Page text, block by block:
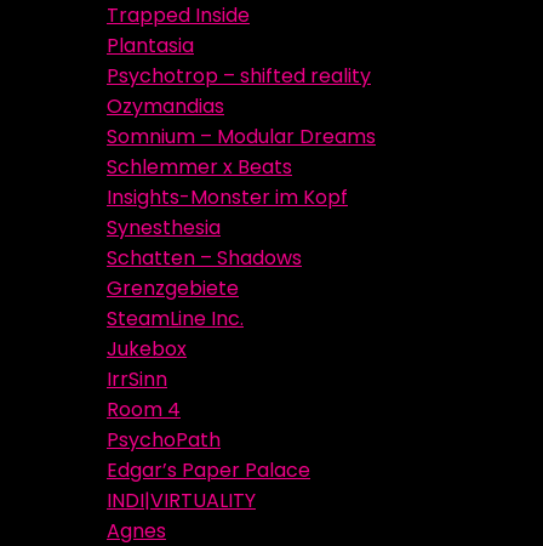
Trapped Inside
Plantasia
Psychotrop – shifted reality
Ozymandias
Somnium – Modular Dreams
Schlemmer x Beats
Insights-Monster im Kopf
Synesthesia
Schatten – Shadows
Grenzgebiete
SteamLine Inc.
Jukebox
IrrSinn
Room 4
PsychoPath
Edgar’s Paper Palace
INDI|VIRTUALITY
Agnes